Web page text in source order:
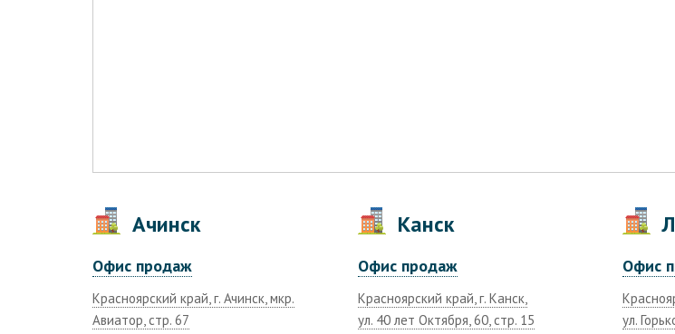
Ачинск
Офис продаж
Красноярский край, г. Ачинск, мкр.
Авиатор, стр. 67
Канск
Офис продаж
Красноярский край, г. Канск,
ул. 40 лет Октября, 60, стр. 15
Офис
ул.